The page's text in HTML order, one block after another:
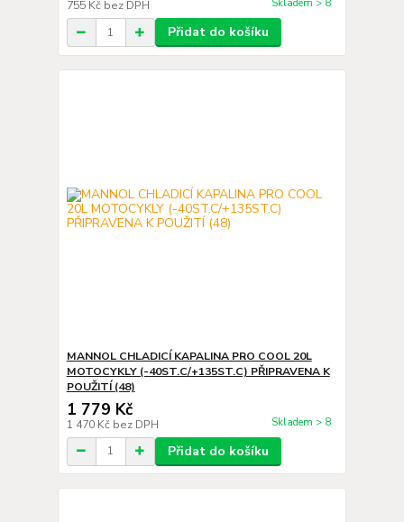
755 Kč bez DPH Skladem > 8
Přidat do košíku
MANNOL CHLADICÍ KAPALINA PRO COOL 20L
MOTOCYKLY (-40ST.C/+135ST.C) PŘIPRAVENA K
POUŽITÍ (48)
1 779 Kč
1 470 Kč bez DPH Skladem > 8
Přidat do košíku